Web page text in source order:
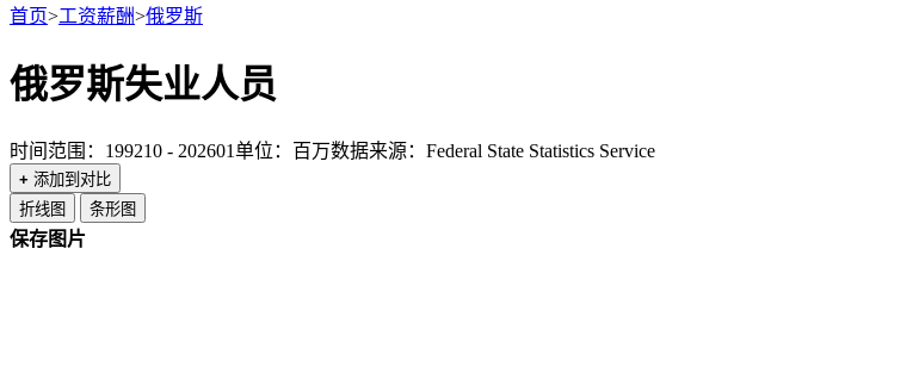
首页>工资薪酬>俄罗斯
俄罗斯失业人员
时间范围：199210 - 202601单位：百万数据来源：Federal State Statistics Service
+ 添加到对比
折线图
条形图
保存图片